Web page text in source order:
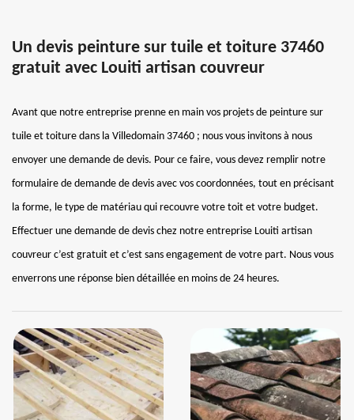
Un devis peinture sur tuile et toiture 37460
gratuit avec Louiti artisan couvreur
Avant que notre entreprise prenne en main vos projets de peinture sur
tuile et toiture dans la Villedomain 37460 ; nous vous invitons à nous
envoyer une demande de devis. Pour ce faire, vous devez remplir notre
formulaire de demande de devis avec vos coordonnées, tout en précisant
la forme, le type de matériau qui recouvre votre toit et votre budget.
Effectuer une demande de devis chez notre entreprise Louiti artisan
couvreur c’est gratuit et c’est sans engagement de votre part. Nous vous
enverrons une réponse bien détaillée en moins de 24 heures.